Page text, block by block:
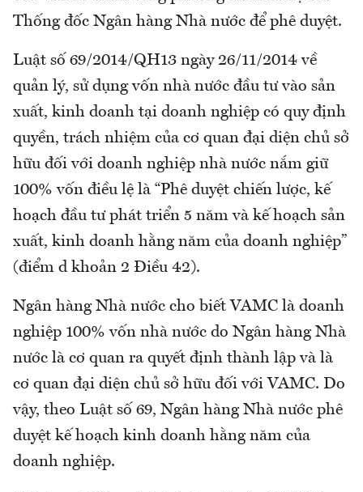
Thống đốc Ngân hàng Nhà nước để phê duyệt.
Luật số 69/2014/QH13 ngày 26/11/2014 về
quản lý, sử dụng vốn nhà nước đầu tư vào sản
xuất, kinh doanh tại doanh nghiệp có quy định
quyền, trách nhiệm của cơ quan đại diện chủ sở
hữu đối với doanh nghiệp nhà nước nắm giữ
100% vốn điều lệ là “Phê duyệt chiến lược, kế
hoạch đầu tư phát triển 5 năm và kế hoạch sản
xuất, kinh doanh hằng năm của doanh nghiệp”
(điểm d khoản 2 Điều 42).
Ngân hàng Nhà nước cho biết VAMC là doanh
nghiệp 100% vốn nhà nước do Ngân hàng Nhà
nước là cơ quan ra quyết định thành lập và là
cơ quan đại diện chủ sở hữu đối với VAMC. Do
vậy, theo Luật số 69, Ngân hàng Nhà nước phê
duyệt kế hoạch kinh doanh hằng năm của
doanh nghiệp.